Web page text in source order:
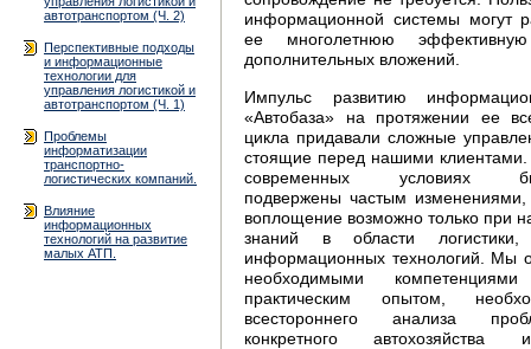
автотранспортом (Ч. 2)
Перспективные подходы
и информационные
технологии для
управления логистикой и
автотранспортом (Ч. 1)
Проблемы
информатизации
транспортно-
логистических компаний.
Влияние
информационных
технологий на развитие
малых АТП.
информационной системы могут
ее многолетнюю
дополнительных вложений.
Импульс развитию
«Автобаза» на протяжении ее
цикла придавали сложные
стоящие перед нашими клиентами.
современных условиях
подвержены частым
воплощение возможно только при
знаний в области логистики,
информационных технологий. Мы
необходимыми
практическим опытом,
всестороннего анализа
конкретного автохозяйства